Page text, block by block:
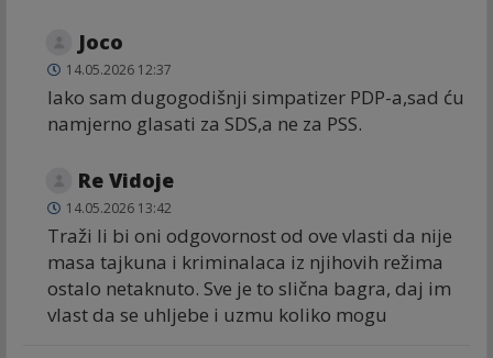
Joco
14.05.2026 12:37
Iako sam dugogodišnji simpatizer PDP-a,sad ću
namjerno glasati za SDS,a ne za PSS.
Re Vidoje
14.05.2026 13:42
Traži li bi oni odgovornost od ove vlasti da nije
masa tajkuna i kriminalaca iz njihovih režima
ostalo netaknuto. Sve je to slična bagra, daj im
vlast da se uhljebe i uzmu koliko mogu